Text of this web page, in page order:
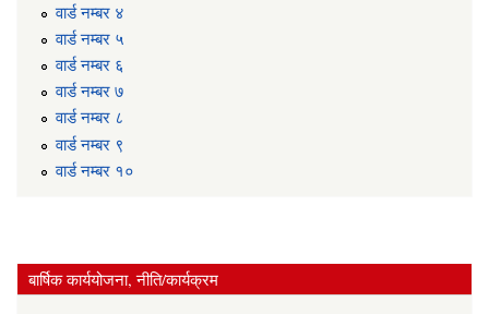
वार्ड न‌म्बर ४
वार्ड न‌म्बर ५
वार्ड न‌म्बर ६
वार्ड न‌म्बर ७
वार्ड न‌म्बर ८
वार्ड न‌म्बर ९
वार्ड न‌म्बर १०
बार्षिक कार्ययोजना, नीति/कार्यक्रम